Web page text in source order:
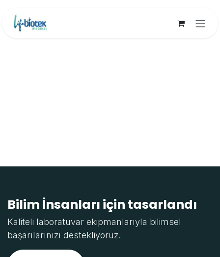
Bilim İnsanları için tasarlandı
Kaliteli laboratuvar ekipmanlarıyla bilimsel
başarılarınızı destekliyoruz.